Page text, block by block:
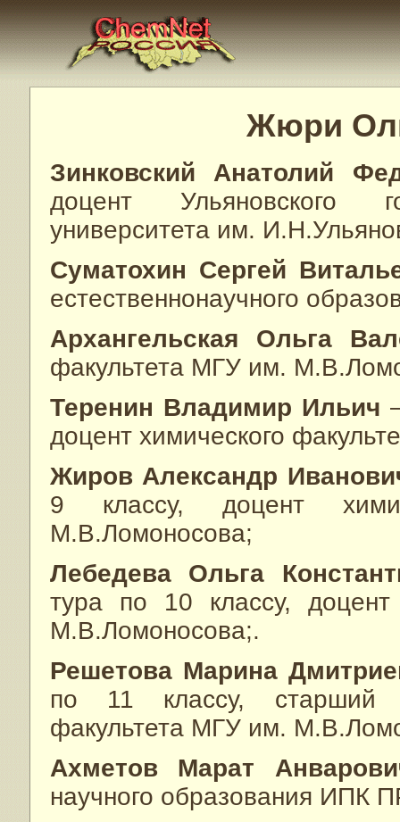
Жюри
Зинковский Анатолий
доцент Ульяновского
университета им.
Суматохин Сергей
естественнонаучного
Архангельская Ольга
факультета МГУ им.
Теренин Владимир Ильич
доцент химического
Жиров Александр
9 классу, доцент
М.В.Ломоносова;
Лебедева Ольга
тура по 10 классу,
М.В.Ломоносова;.
Решетова Марина
по 11 классу, старший
факультета МГУ им.
Ахметов Марат
научного образования ИПК